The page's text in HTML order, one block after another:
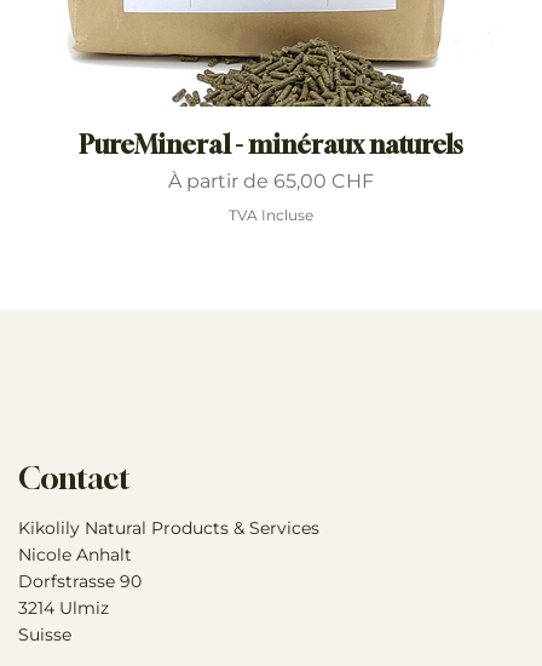
PureMineral - minéraux naturels
À partir de 65,00 CHF
Prix promotionnel
TVA Incluse
Contact
Kikolily Natural Products & Services
Nicole Anhalt
Dorfstrasse 90
3214 Ulmiz
Suisse